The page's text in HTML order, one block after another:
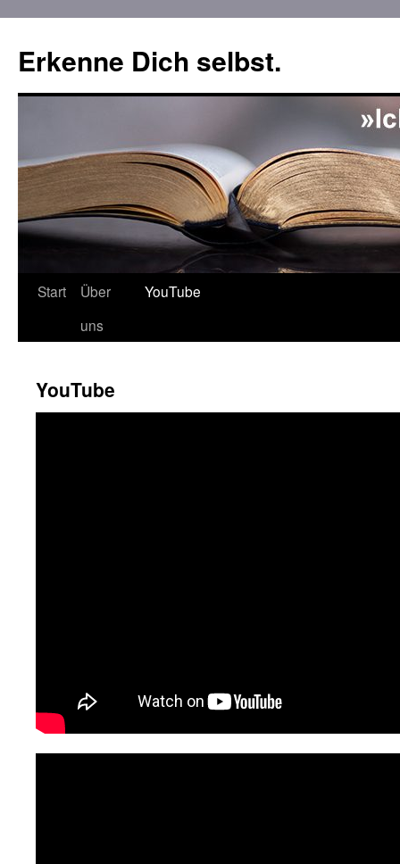
Erkenne Dich selbst.
Zum
Start
Über
uns
YouTube
YouTube